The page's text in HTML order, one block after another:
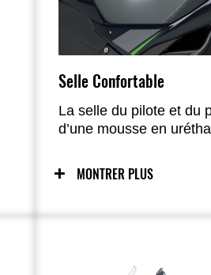
Selle Confortable
La selle du pilote et du
d’une mousse en
plus agréables.
MONTRER PLUS